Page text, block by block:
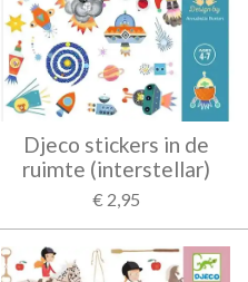
Djeco stickers in de
ruimte (interstellar)
€ 2,95